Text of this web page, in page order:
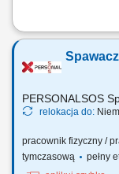
Przygotowanie
Szlifowanie oraz
Kontrola jakości
PERSONALSOS
relokacja do:
pracownik fizyczny /
tymczasową
pełny